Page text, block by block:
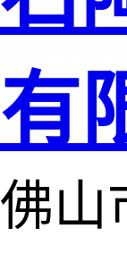
有
佛山